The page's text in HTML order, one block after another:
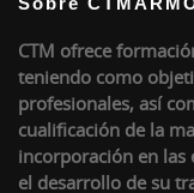
CTM ofrece
teniendo como
profesionales, así
cualificación de la
incorporación en las
el desarrollo de su